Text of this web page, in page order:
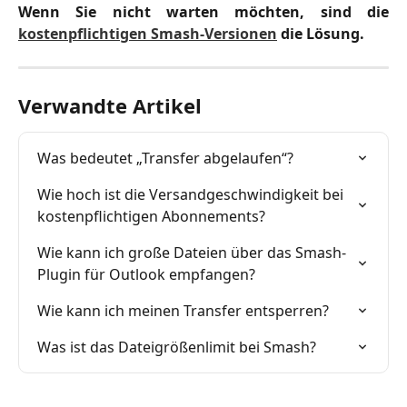
Wenn Sie nicht warten möchten, sind die
kostenpflichtigen Smash-Versionen die Lösung.
Verwandte Artikel
Was bedeutet „Transfer abgelaufen“?
Wie hoch ist die Versandgeschwindigkeit bei
kostenpflichtigen Abonnements?
Wie kann ich große Dateien über das Smash-
Plugin für Outlook empfangen?
Wie kann ich meinen Transfer entsperren?
Was ist das Dateigrößenlimit bei Smash?